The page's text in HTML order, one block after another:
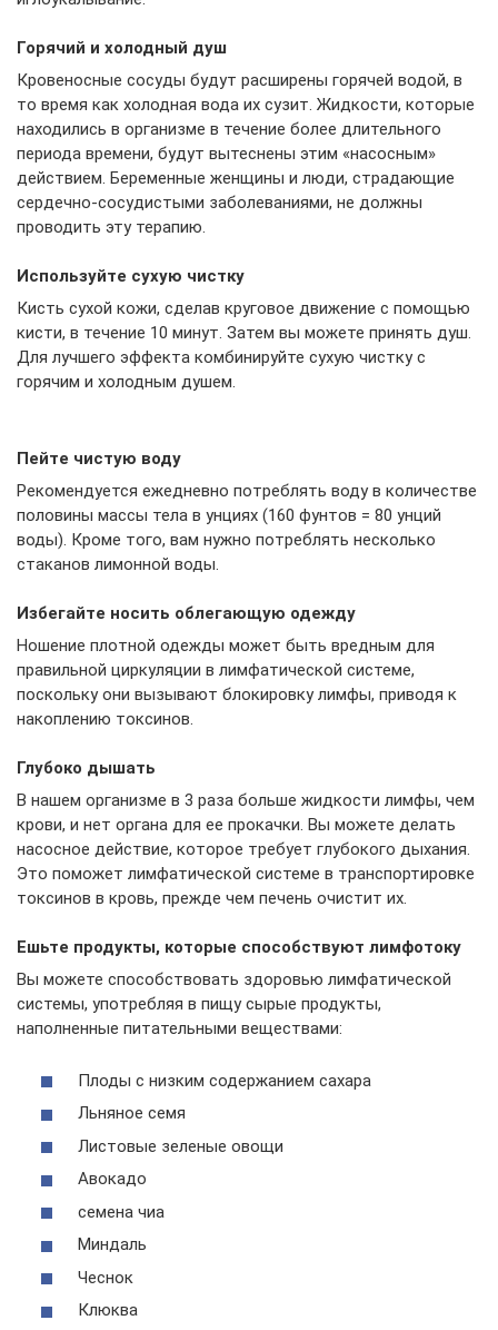
Горячий и холодный душ
Кровеносные сосуды будут расширены горячей водой, в
то время как холодная вода их сузит. Жидкости, которые
находились в организме в течение более длительного
периода времени, будут вытеснены этим «насосным»
действием. Беременные женщины и люди, страдающие
сердечно-сосудистыми заболеваниями, не должны
проводить эту терапию.
Используйте сухую чистку
Кисть сухой кожи, сделав круговое движение с помощью
кисти, в течение 10 минут. Затем вы можете принять душ.
Для лучшего эффекта комбинируйте сухую чистку с
горячим и холодным душем.
Пейте чистую воду
Рекомендуется ежедневно потреблять воду в количестве
половины массы тела в унциях (160 фунтов = 80 унций
воды). Кроме того, вам нужно потреблять несколько
стаканов лимонной воды.
Избегайте носить облегающую одежду
Ношение плотной одежды может быть вредным для
правильной циркуляции в лимфатической системе,
поскольку они вызывают блокировку лимфы, приводя к
накоплению токсинов.
Глубоко дышать
В нашем организме в 3 раза больше жидкости лимфы, чем
крови, и нет органа для ее прокачки. Вы можете делать
насосное действие, которое требует глубокого дыхания.
Это поможет лимфатической системе в транспортировке
токсинов в кровь, прежде чем печень очистит их.
Ешьте продукты, которые способствуют лимфотоку
Вы можете способствовать здоровью лимфатической
системы, употребляя в пищу сырые продукты,
наполненные питательными веществами:
Плоды с низким содержанием сахара
Льняное семя
Листовые зеленые овощи
Авокадо
семена чиа
Миндаль
Чеснок
Клюква